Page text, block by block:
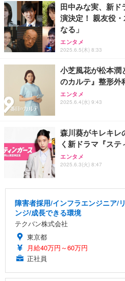
田中みな実、新ド
演決定！ 親友役
なる」
エンタメ
2025.6.5(木) 8:33
小芝風花が松本潤
のカルテ』整形外
エンタメ
2025.6.4(水) 9:43
森川葵がキレキレ
く新ドラマ『ス
エンタメ
2025.6.3(火) 8:47
障害者採用/インフラエンジニア/
ンジ/成長できる環境
テクバン株式会社
東京都
月給40万円～60万円
正社員